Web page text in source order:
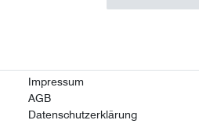
Impressum
AGB
Datenschutzerklärung